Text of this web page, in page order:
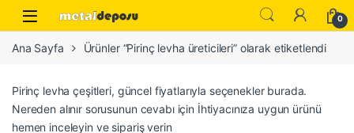
Skip to navigation
Skip to content
0
Ana Sayfa Ürünler “Pirinç levha üreticileri” olarak etiketlendi
Pirinç levha çeşitleri, güncel fiyatlarıyla seçenekler burada.
Nereden alınır sorusunun cevabı için İhtiyacınıza uygun ürünü
hemen inceleyin ve sipariş verin